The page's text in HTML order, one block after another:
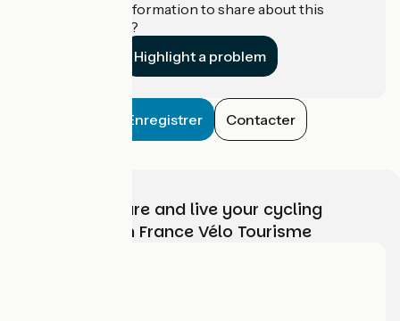
Do you have information to share about this
establishment?
Highlight a problem
Enregistrer Contacter
Choose, prepare and live your cycling
adventure with France Vélo Tourisme